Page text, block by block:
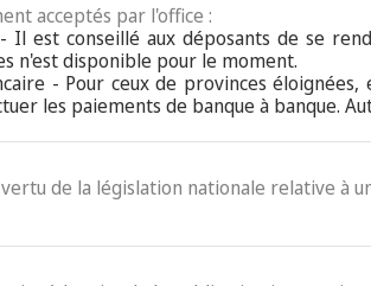
acceptés par l'office :
Il est conseillé aux déposants de se
n'est disponible pour le moment.
- Pour ceux de provinces
les paiements de banque à banque.
de la législation nationale relative à